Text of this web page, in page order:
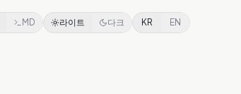
MD 라이트 다크 KR EN